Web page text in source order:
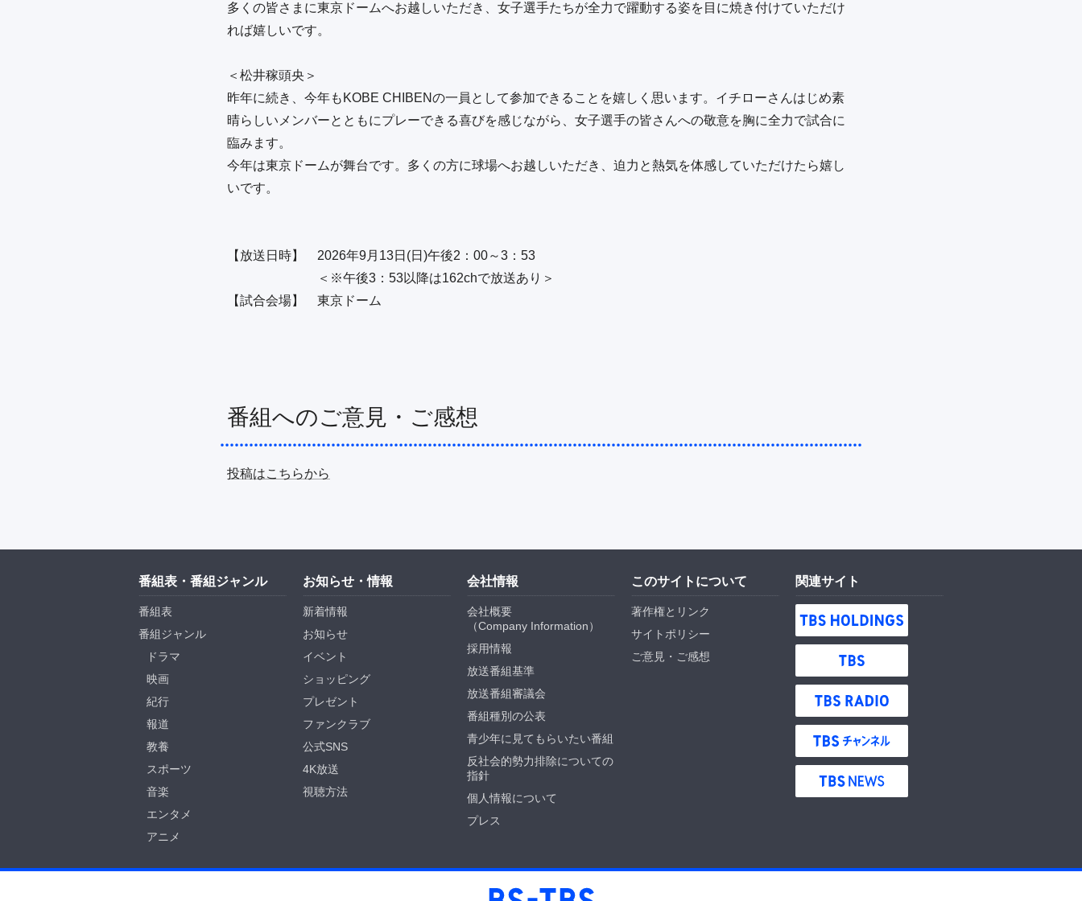
多くの皆さまに東京ドームへお越しいただき、女子選手たちが全力で躍動する姿を目に焼き付けていただけ
れば嬉しいです。
＜松井稼頭央＞
昨年に続き、今年もKOBE CHIBENの一員として参加できることを嬉しく思います。イチローさんはじめ素
晴らしいメンバーとともにプレーできる喜びを感じながら、女子選手の皆さんへの敬意を胸に全力で試合に
臨みます。
今年は東京ドームが舞台です。多くの方に球場へお越しいただき、迫力と熱気を体感していただけたら嬉し
いです。
【放送日時】　2026年9月13日(日)午後2：00～3：53
＜※午後3：53以降は162chで放送あり＞
【試合会場】　東京ドーム
番組へのご意見・ご感想
投稿はこちらから
番組表・番組ジャンル
番組表
番組ジャンル
ドラマ
映画
紀行
報道
教養
スポーツ
音楽
エンタメ
アニメ
お知らせ・情報
新着情報
お知らせ
イベント
ショッピング
プレゼント
ファンクラブ
公式SNS
4K放送
視聴方法
会社情報
会社概要
（Company Information）
採用情報
放送番組基準
放送番組審議会
番組種別の公表
青少年に見てもらいたい番組
反社会的勢力排除についての
指針
個人情報について
プレス
このサイトについて
著作権とリンク
サイトポリシー
ご意見・ご感想
関連サイト